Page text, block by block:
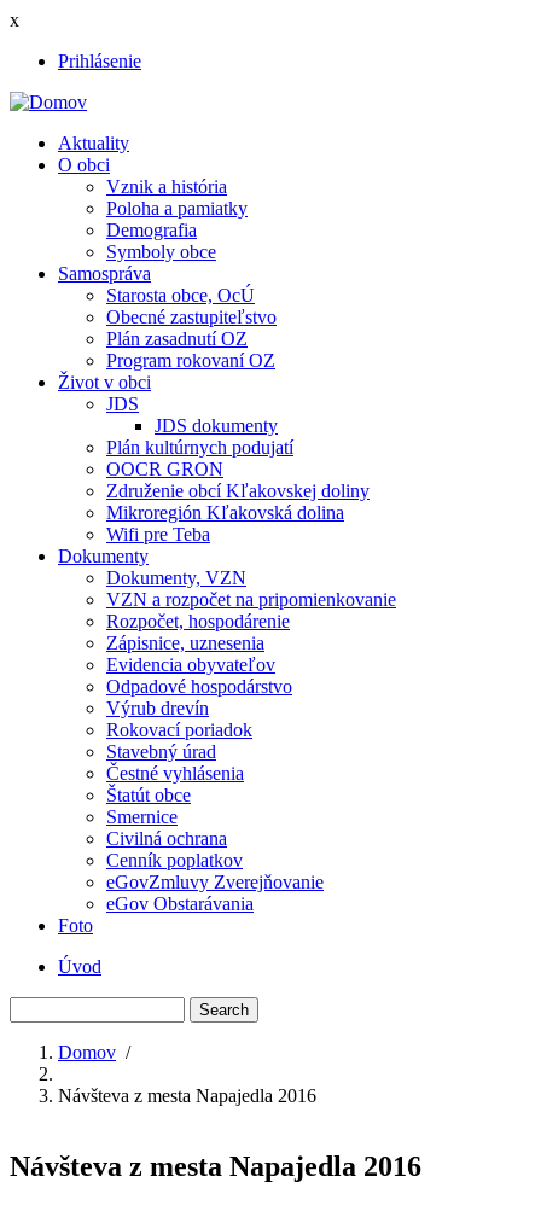
Skočiť
hlavný
x
User
menu
Prihlásenie
Main
navigation
Aktuality
O obci
Vznik a história
Poloha a pamiatky
Demografia
Symboly obce
Samospráva
Starosta obce, OcÚ
Obecné zastupiteľstvo
Plán zasadnutí OZ
Program rokovaní OZ
Život v obci
JDS
JDS dokumenty
Plán kultúrnych podujatí
OOCR GRON
Združenie obcí Kľakovskej doliny
Mikroregión Kľakovská dolina
Wifi pre Teba
Dokumenty
Dokumenty, VZN
VZN a rozpočet na pripomienkovanie
Rozpočet, hospodárenie
Zápisnice, uznesenia
Evidencia obyvateľov
Odpadové hospodárstvo
Výrub drevín
Rokovací poriadok
Stavebný úrad
Čestné vyhlásenia
Štatút obce
Smernice
Civilná ochrana
Cenník poplatkov
eGovZmluvy Zverejňovanie
eGov Obstarávania
Foto
Menu
second
Úvod
Breadcrumb
Domov /
Návšteva z mesta Napajedla 2016
Návšteva z mesta Napajedla 2016